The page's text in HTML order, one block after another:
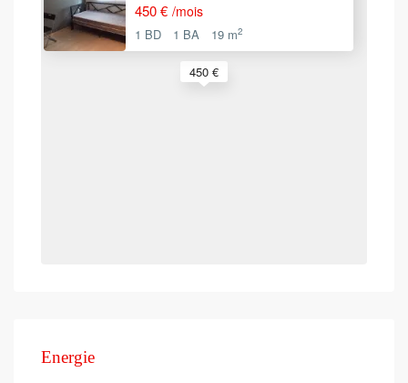
450 €
450 € /mois
1 BD 1 BA 19 m2
Energie